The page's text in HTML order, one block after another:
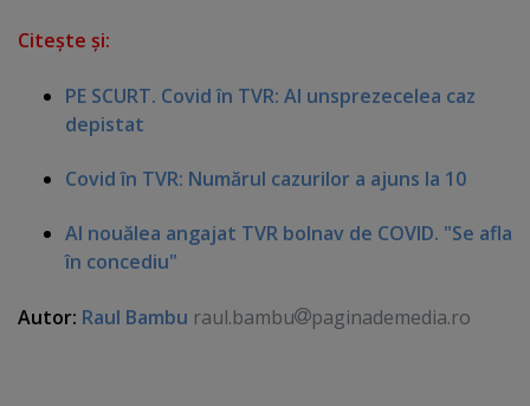
Citeşte şi:
PE SCURT. Covid în TVR: Al unsprezecelea caz
depistat
Covid în TVR: Numărul cazurilor a ajuns la 10
Al nouălea angajat TVR bolnav de COVID. "Se afla
în concediu"
Autor: Raul Bambu raul.bambu paginademedia.ro